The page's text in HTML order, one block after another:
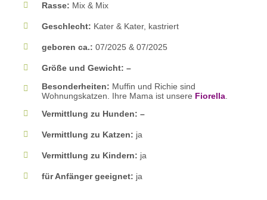
Rasse: Mix & Mix
Geschlecht: Kater & Kater, kastriert
geboren ca.: 07/2025 & 07/2025
Größe und Gewicht: –
Besonderheiten: Muffin und Richie sind
Wohnungskatzen. Ihre Mama ist unsere Fiorella
Vermittlung zu Hunden: –
Vermittlung zu Katzen: ja
Vermittlung zu Kindern: ja
für Anfänger geeignet: ja